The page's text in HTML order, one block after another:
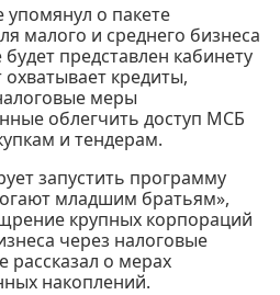
о пакете
малого и среднего бизнеса
представлен кабинету
кредиты,
меры
облегчить доступ МСБ
и тендерам.
запустить программу
младшим братьям»,
крупных корпораций
через налоговые
рассказал о мерах
накоплений.